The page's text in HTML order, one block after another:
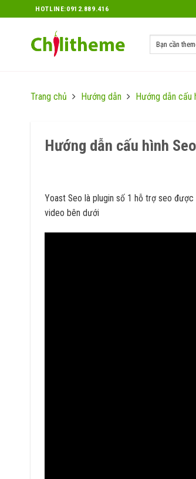
to
HOTLINE:0912.889.416
Trang chủ Hướng dẫn Hướng dẫn cấu
Hướng dẫn cấu hình
Yoast Seo là plugin số 1 hỗ trợ seo
video bên dưới